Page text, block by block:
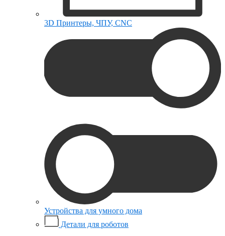
3D Принтеры, ЧПУ, CNC
Устройства для умного дома
Детали для роботов